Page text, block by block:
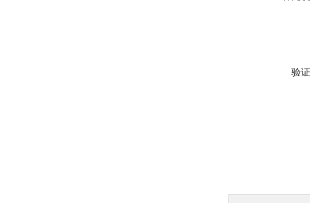
验